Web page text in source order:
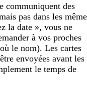
communiquent des
pas dans les même
la date », vous ne
à vos proches
le nom). Les cartes
envoyées avant les
le temps de